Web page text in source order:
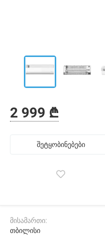
2 999 ₾
შეტყობინებები
მისამართი:
თბილისი